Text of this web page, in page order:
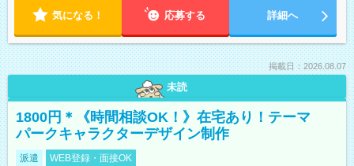
気になる！ 応募する 詳細へ
掲載日：2026.08.07
未読
1800円＊《時間相談OK！》在宅あり！テーマ
パークキャラクターデザイン制作
派遣 WEB登録・面接OK